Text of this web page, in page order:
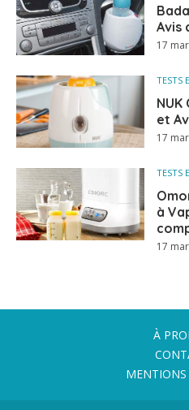
Avis
17
TESTS
et
17
TESTS
à
17
À
MENTIONS